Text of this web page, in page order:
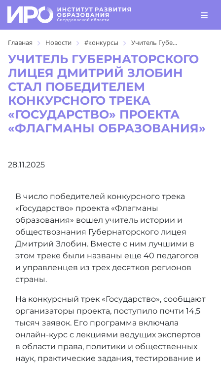
Главная Новости #конкурсы Учитель Губе...
УЧИТЕЛЬ ГУБЕРНАТОРСКОГО
ЛИЦЕЯ ДМИТРИЙ ЗЛОБИН
СТАЛ ПОБЕДИТЕЛЕМ
КОНКУРСНОГО ТРЕКА
«ГОСУДАРСТВО» ПРОЕКТА
«ФЛАГМАНЫ ОБРАЗОВАНИЯ»
28.11.2025
В число победителей конкурсного трека
«Государство» проекта «Флагманы
образования» вошел учитель истории и
обществознания Губернаторского лицея
Дмитрий Злобин. Вместе с ним лучшими в
этом треке были названы еще 40 педагогов
и управленцев из трех десятков регионов
страны.
На конкурсный трек «Государство», сообщают
организаторы проекта, поступило почти 14,5
тысяч заявок. Его программа включала
онлайн-курс с лекциями ведущих экспертов
в области права, политики и общественных
наук, практические задания, тестирование и